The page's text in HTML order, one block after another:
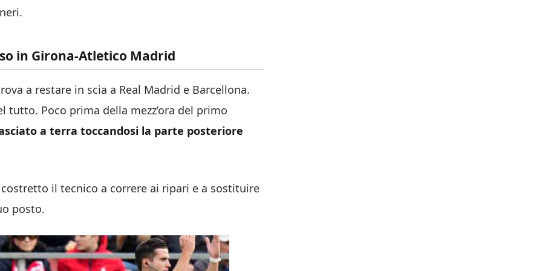
in Girona-Atletico Madrid
a restare in scia a Real Madrid e Barcellona.
tutto. Poco prima della mezz’ora del primo
a terra toccandosi la parte posteriore
il tecnico a correre ai ripari e a sostituire
posto.